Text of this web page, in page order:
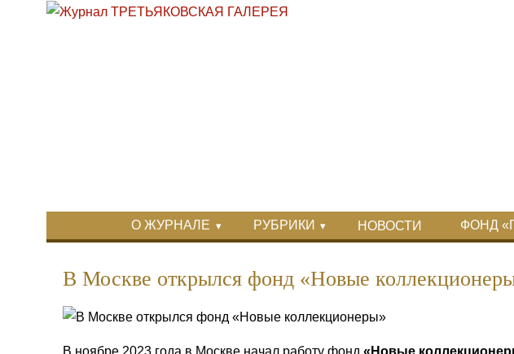
Перейти к основному содержанию
Skip to search
О ЖУРНАЛЕ РУБРИКИ НОВОСТИ ФОНД
В Москве открылся фонд «Новые
В ноябре 2023 года в Москве начал работу фонд «Новые